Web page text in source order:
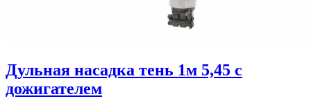
Дульная насадка тень 1м 5,45 с
дожигателем